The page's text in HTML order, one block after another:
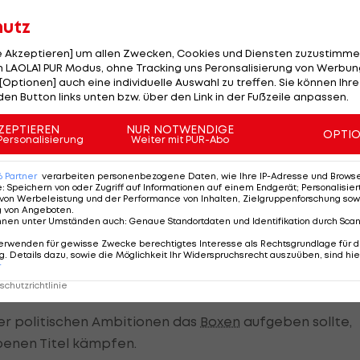
Geburtstag - und zog Bilanz: "Ich habe fünf
wäre für jeden Champion der Geschichte
anschauen, ist er einer der Besten aller Zeiten."
Schützlings. Seine ehemaligen Boxer Mike
Gegenspieler, mit denen sie für unvergessliche
machten. Wladimir Klitschko hat dagegen nur
WM-Chance wohl vor allem die Gage reizt.
sich bisher nicht im Ring erkämpft hat, ist dennoch im
vier Jahre älterer Bruder Vitali am 8. September
politischen Ambitionen das Boxen aufgeben sollte,
Titel kämpfen.
Akzeptieren] um allen Zwecken, Cookies und Diensten
PUR Modus, ohne Tracking uns Peronsalisierung von
auch eine individuelle Auswahl zu treffen. Sie können
Button links unten bzw. über den Link in der Fußzeile anpassen.
NUR NOTWENDIGE
Weiter mit PUR-Abo
Partner verarbeiten personenbezogene Daten, wie Ihre IP-Adresse und
: Speichern von oder Zugriff auf Informationen auf einem Endgerät;
Werbeleistung und der Performance von Inhalten, Zielgruppenforschung
von Angeboten
unter Umständen auch: Genaue Standortdaten und Identifikation durch
für gewisse Zwecke berechtigtes Interesse als Rechtsgrundlage für
Details dazu, sowie die Möglichkeit Ihr Widerspruchsrecht auszuüben, sind